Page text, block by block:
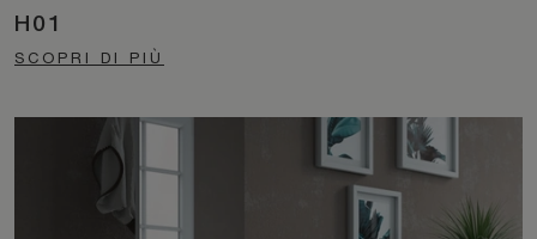
H01
SCOPRI DI PIÙ